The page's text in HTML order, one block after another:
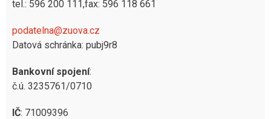
tel.: 596 200 111,fax: 596 118 661
podatelna@zuova.cz
Datová schránka: pubj9r8
Bankovní spojení:
č.ú. 3235761/0710
IČ: 71009396